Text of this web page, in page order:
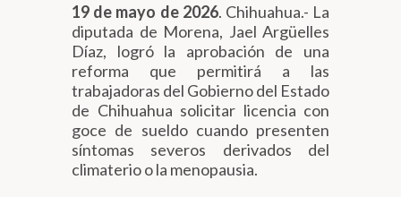
19 de mayo de 2026. Chihuahua.- La
diputada de Morena, Jael Argüelles
Díaz, logró la aprobación de una
reforma que permitirá a las
trabajadoras del Gobierno del Estado
de Chihuahua solicitar licencia con
goce de sueldo cuando presenten
síntomas severos derivados del
climaterio o la menopausia.